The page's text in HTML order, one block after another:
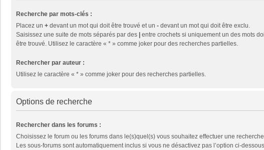
Recherche par mots-clés :
Placez un + devant un mot qui doit être trouvé et un - devant un mot qui doit être exclu.
Saisissez une suite de mots séparés par des
entre crochets si uniquement un des mots
être trouvé. Utilisez le caractère « * » comme joker pour des recherches partielles.
Rechercher par auteur :
Utilisez le caractère « * » comme joker pour des recherches partielles.
Options de recherche
Rechercher dans les forums :
Choisissez le forum ou les forums dans le(s)quel(s) vous souhaitez effectuer une
Les sous-forums sont automatiquement inclus si vous ne désactivez pas l’option ci-dessous